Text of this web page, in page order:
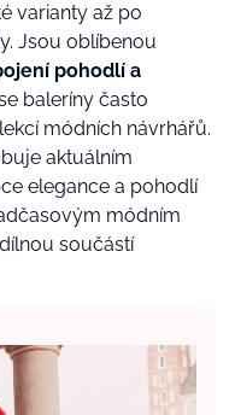
varianty až po
Jsou oblíbenou
pohodlí a
baleríny často
módních návrhářů.
aktuálním
elegance a pohodlí
módním
součástí